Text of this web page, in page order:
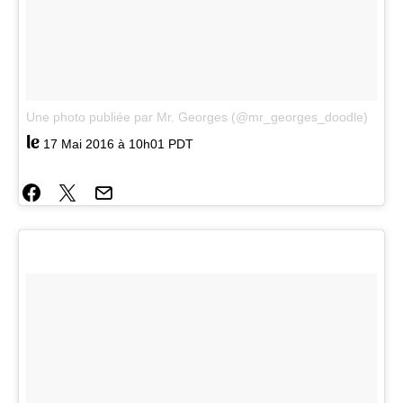
Une photo publiée par Mr. Georges (@mr_georges_doodle)
le 17 Mai 2016 à 10h01 PDT